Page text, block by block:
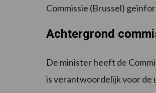
Commissie (Brussel)
Achtergrond
De minister heeft de
is verantwoordelijk voor de